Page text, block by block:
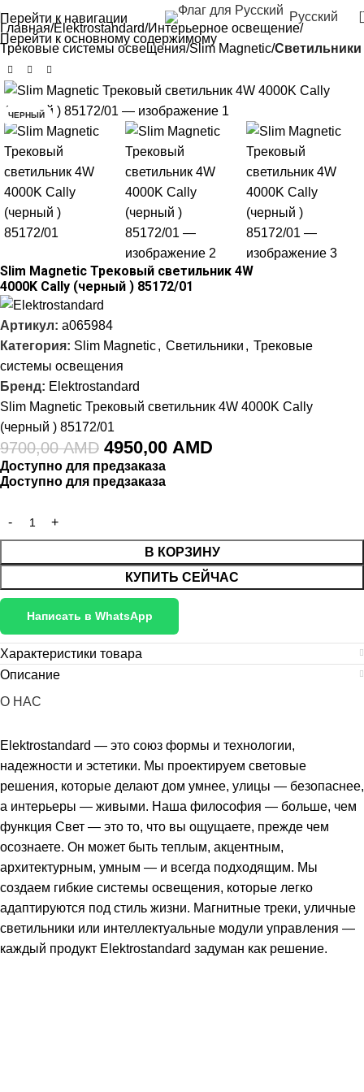
Перейти к навигации
Перейти к основному содержимому
Русский
Главная Elektrostandard Интерьерное освещение
Трековые системы освещения Slim Magnetic Светильники
-49%
ЧЕРНЫЙ
Slim Magnetic Трековый светильник 4W
4000K Cally (черный ) 85172/01
Артикул: a065984
Категория: Slim Magnetic, Светильники , Трековые
системы освещения
Бренд: Elektrostandard
Slim Magnetic Трековый светильник 4W 4000K Cally
(черный ) 85172/01
9700,00AMD 4950,00 AMD
Доступно для предзаказа
Доступно для предзаказа
В КОРЗИНУ
КУПИТЬ СЕЙЧАС
Написать в WhatsApp
Характеристики товара
Описание
О НАС
Elektrostandard — это союз формы и технологии,
надежности и эстетики. Мы проектируем световые
решения, которые делают дом умнее, улицы — безопаснее,
а интерьеры — живыми. Наша философия — больше, чем
функция Свет — это то, что вы ощущаете, прежде чем
осознаете. Он может быть теплым, акцентным,
архитектурным, умным — и всегда подходящим. Мы
создаем гибкие системы освещения, которые легко
адаптируются под стиль жизни. Магнитные треки, уличные
светильники или интеллектуальные модули управления —
каждый продукт Elektrostandard задуман как решение.